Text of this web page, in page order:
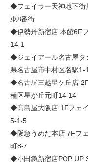
◆フェイラー天神地下街
東8番街
◆伊勢丹新宿店 本館6F
14-1
◆ジェイアール名古屋タ
県名古屋市中村区名駅1-
◆名古屋三越星ケ丘店
種区星が丘元町14-14
◆髙島屋大阪店 1Fフェ
5-1-5
◆阪急うめだ本店 7Fフ
町8-7
◆小田急新宿店POP UP